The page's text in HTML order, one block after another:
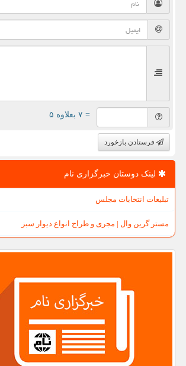
= ۷ بعلاوه ۵
فرستادن بازخورد
لینک دوستان خبرگزاری نام
تبلیغات انتخابات مجلس
مستر گرین وال | مجری و طراح انواع دیوار سبز